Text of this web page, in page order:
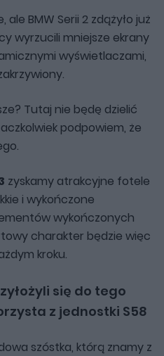
BMW Serii 2 zdążyło już
wyrzucili mniejsze ekrany
wyświetlaczami,
Tutaj nie będę dzielić
podpowiem, że
zyskamy atrakcyjne fotele
i wykończone
wykończonych
charakter będzie więc
kroku.
się do tego
z jednostki S58
szóstka, którą znamy z